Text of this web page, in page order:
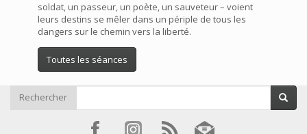
soldat, un passeur, un poète, un sauveteur – voient
leurs destins se mêler dans un périple de tous les
dangers sur le chemin vers la liberté.
Toutes les séances
Rechercher